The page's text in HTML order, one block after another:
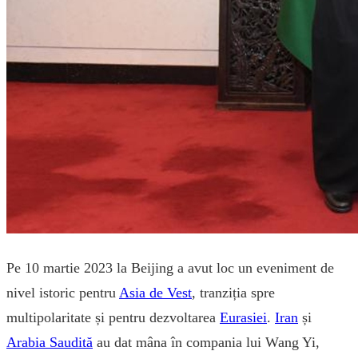
Pe 10 martie 2023 la Beijing a avut loc un eveniment de
nivel istoric pentru Asia de Vest, tranziția spre
multipolaritate și pentru dezvoltarea Eurasiei. Iran și
Arabia Saudită au dat mâna în compania lui Wang Yi,